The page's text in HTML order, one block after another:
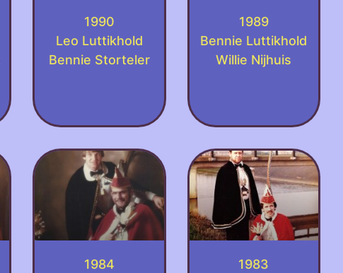
1990
Leo Luttikhold
Bennie Storteler
1989
Bennie Luttikhold
Willie Nijhuis
1984
1983